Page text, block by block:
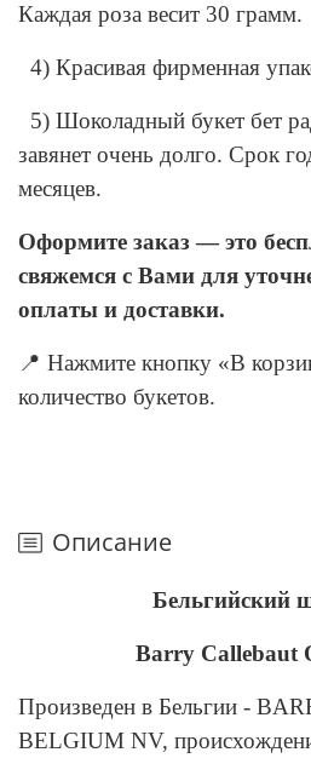
Каждая роза весит 30 грамм.
4) Красивая фирменная
5) Шоколадный букет бет
завянет очень долго. Срок
месяцев.
Оформите заказ — это
свяжемся с Вами для
оплаты и доставки.
📍 Нажмите кнопку «В
количество букетов.
Описание
Бельгийский
Barry Callebaut
Произведен в Бельгии -
BELGIUM NV,